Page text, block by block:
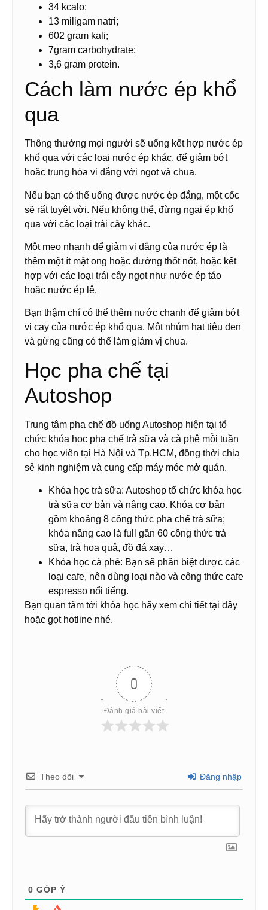
34 kcalo;
13 miligam natri;
602 gram kali;
7gram carbohydrate;
3,6 gram protein.
Cách làm nước ép khổ
qua
Thông thường mọi người sẽ uống kết hợp nước ép
khổ qua với các loại nước ép khác, để giảm bớt
hoặc trung hòa vị đắng với ngọt và chua.
Nếu bạn có thể uống được nước ép đắng, một cốc
sẽ rất tuyệt vời. Nếu không thể, đừng ngại ép khổ
qua với các loại trái cây khác.
Một mẹo nhanh để giảm vị đắng của nước ép là
thêm một ít mật ong hoặc đường thốt nốt, hoặc kết
hợp với các loại trái cây ngọt như nước ép táo
hoặc nước ép lê.
Bạn thậm chí có thể thêm nước chanh để giảm bớt
vị cay của nước ép khổ qua. Một nhúm hạt tiêu đen
và gừng cũng có thể làm giảm vị chua.
Học pha chế tại
Autoshop
Trung tâm pha chế đồ uống Autoshop hiện tại tổ
chức khóa học pha chế trà sữa và cà phê mỗi tuần
cho học viên tại Hà Nội và Tp.HCM, đồng thời chia
sẻ kinh nghiệm và cung cấp máy móc mở quán.
Khóa học trà sữa: Autoshop tổ chức khóa học
trà sữa cơ bản và nâng cao. Khóa cơ bản
gồm khoảng 8 công thức pha chế trà sữa;
khóa nâng cao là full gần 60 công thức trà
sữa, trà hoa quả, đồ đá xay…
Khóa học cà phê: Bạn sẽ phân biệt được các
loại cafe, nên dùng loại nào và công thức cafe
espresso nổi tiếng.
Bạn quan tâm tới khóa học hãy xem chi tiết tại đây
hoặc gọt hotline nhé.
0
Đánh giá bài viết
Theo dõi Đăng nhập
0 GÓP Ý